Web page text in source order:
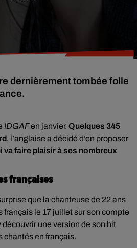
dernièrement tombée folle
IDGAFen janvier. Quelques 345
, l’anglaise a décidé d’en proposer
va faire plaisir à ses nombreux
françaises
que la chanteuse de 22 ans
français le 17 juillet sur son compte
découvrir une version de son hit
chantés en français.